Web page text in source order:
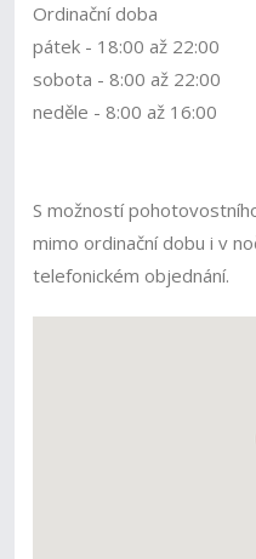
Ordinační doba
pátek - 18:00 až 22:00
sobota - 8:00 až 22:00
neděle - 8:00 až 16:00
S možností
mimo ordinační dobu i v
telefonickém objednání.